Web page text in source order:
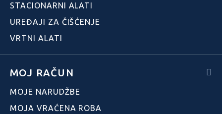
STACIONARNI ALATI
UREĐAJI ZA ČIŠĆENJE
VRTNI ALATI
MOJ RAČUN
MOJE NARUDŽBE
MOJA VRAĆENA ROBA